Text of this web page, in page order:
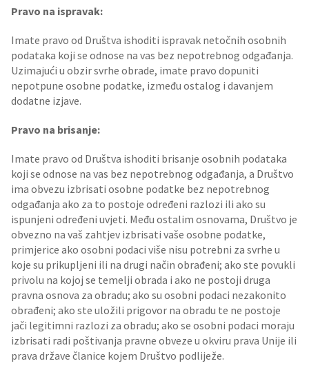
Pravo na ispravak:
Imate pravo od Društva ishoditi ispravak netočnih osobnih
podataka koji se odnose na vas bez nepotrebnog odgađanja.
Uzimajući u obzir svrhe obrade, imate pravo dopuniti
nepotpune osobne podatke, između ostalog i davanjem
dodatne izjave.
Pravo na brisanje:
Imate pravo od Društva ishoditi brisanje osobnih podataka
koji se odnose na vas bez nepotrebnog odgađanja, a Društvo
ima obvezu izbrisati osobne podatke bez nepotrebnog
odgađanja ako za to postoje određeni razlozi ili ako su
ispunjeni određeni uvjeti. Među ostalim osnovama, Društvo je
obvezno na vaš zahtjev izbrisati vaše osobne podatke,
primjerice ako osobni podaci više nisu potrebni za svrhe u
koje su prikupljeni ili na drugi način obrađeni; ako ste povukli
privolu na kojoj se temelji obrada i ako ne postoji druga
pravna osnova za obradu; ako su osobni podaci nezakonito
obrađeni; ako ste uložili prigovor na obradu te ne postoje
jači legitimni razlozi za obradu; ako se osobni podaci moraju
izbrisati radi poštivanja pravne obveze u okviru prava Unije ili
prava države članice kojem Društvo podliježe.